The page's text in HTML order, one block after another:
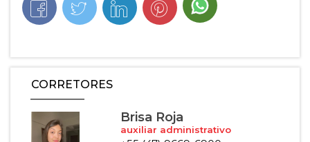
CORRETORES
Brisa Roja
auxiliar administrativo